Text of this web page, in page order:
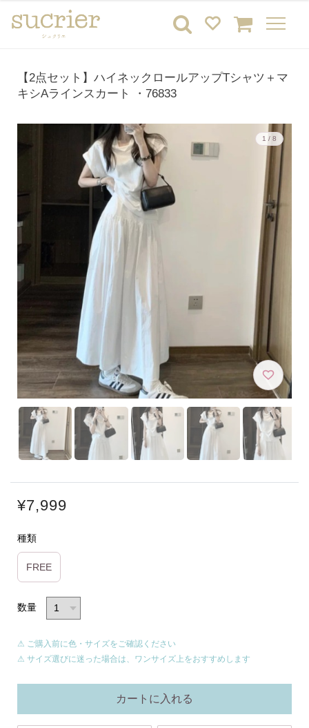
【2点セット】ハイネックロールアップTシャツ＋マ
キシAラインスカート ・76833
1 / 8
¥7,999
種類
FREE
数量
⚠ ご購入前に色・サイズをご確認ください
⚠ サイズ選びに迷った場合は、ワンサイズ上をおすすめします
カートに入れる